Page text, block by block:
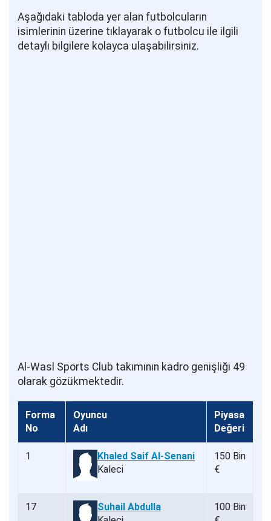
Aşağıdaki tabloda yer alan futbolcuların
isimlerinin üzerine tıklayarak o futbolcu ile ilgili
detaylı bilgilere kolayca ulaşabilirsiniz.
Al-Wasl Sports Club takımının kadro genişliği 49
olarak gözükmektedir.
Forma
No
Oyuncu
Adı
Piyasa
Değeri
1
Khaled Saif Al-Senani
Kaleci
150 Bin
€
17
Suhail Abdulla
100 Bin